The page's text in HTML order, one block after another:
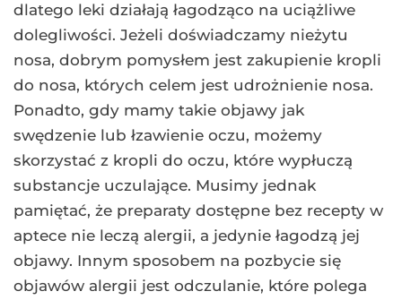
dlatego leki działają łagodząco na uciążliwe
dolegliwości. Jeżeli doświadczamy nieżytu
nosa, dobrym pomysłem jest zakupienie kropli
do nosa, których celem jest udrożnienie nosa.
Ponadto, gdy mamy takie objawy jak
swędzenie lub łzawienie oczu, możemy
skorzystać z kropli do oczu, które wypłuczą
substancje uczulające. Musimy jednak
pamiętać, że preparaty dostępne bez recepty w
aptece nie leczą alergii, a jedynie łagodzą jej
objawy. Innym sposobem na pozbycie się
objawów alergii jest odczulanie, które polega